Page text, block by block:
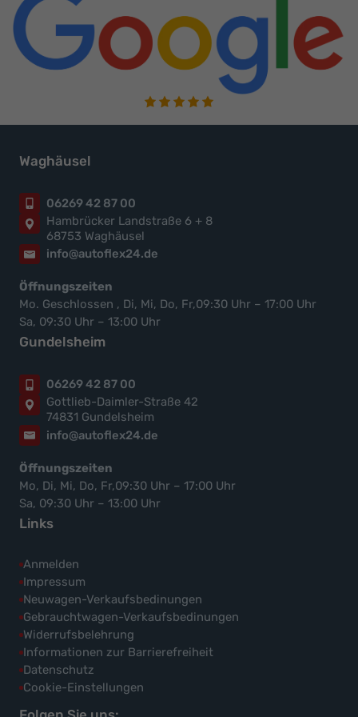
Waghäusel
06269 42 87 00
Hambrücker Landstraße 6 + 8
68753 Waghäusel
info@autoflex24.de
Öffnungszeiten
Mo. Geschlossen , Di, Mi, Do, Fr,09:30 Uhr – 17:00 Uhr
Sa, 09:30 Uhr – 13:00 Uhr
Gundelsheim
06269 42 87 00
Gottlieb-Daimler-Straße 42
74831 Gundelsheim
info@autoflex24.de
Öffnungszeiten
Mo, Di, Mi, Do, Fr,09:30 Uhr – 17:00 Uhr
Sa, 09:30 Uhr – 13:00 Uhr
Links
Anmelden
Impressum
Neuwagen-Verkaufsbedinungen
Gebrauchtwagen-Verkaufsbedinungen
Widerrufsbelehrung
Informationen zur Barrierefreiheit
Datenschutz
Cookie-Einstellungen